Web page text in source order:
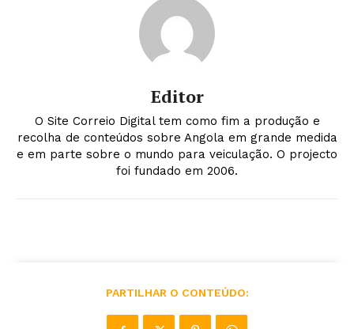
Editor
O Site Correio Digital tem como fim a produção e
recolha de conteúdos sobre Angola em grande medida
e em parte sobre o mundo para veiculação. O projecto
foi fundado em 2006.
PARTILHAR O CONTEÚDO: